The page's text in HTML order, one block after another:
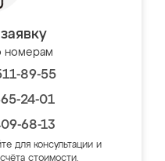
номерам
89-55
24-01
68-13
для консультации и
стоимости.